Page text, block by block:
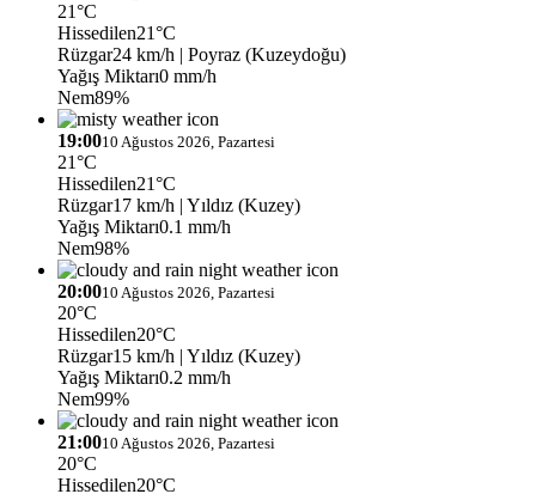
21°C
Hissedilen21°C
Rüzgar24 km/h | Poyraz (Kuzeydoğu)
Yağış Miktarı0 mm/h
Nem89%
19:0010 Ağustos 2026, Pazartesi
21°C
Hissedilen21°C
Rüzgar17 km/h | Yıldız (Kuzey)
Yağış Miktarı0.1 mm/h
Nem98%
20:0010 Ağustos 2026, Pazartesi
20°C
Hissedilen20°C
Rüzgar15 km/h | Yıldız (Kuzey)
Yağış Miktarı0.2 mm/h
Nem99%
21:0010 Ağustos 2026, Pazartesi
20°C
Hissedilen20°C